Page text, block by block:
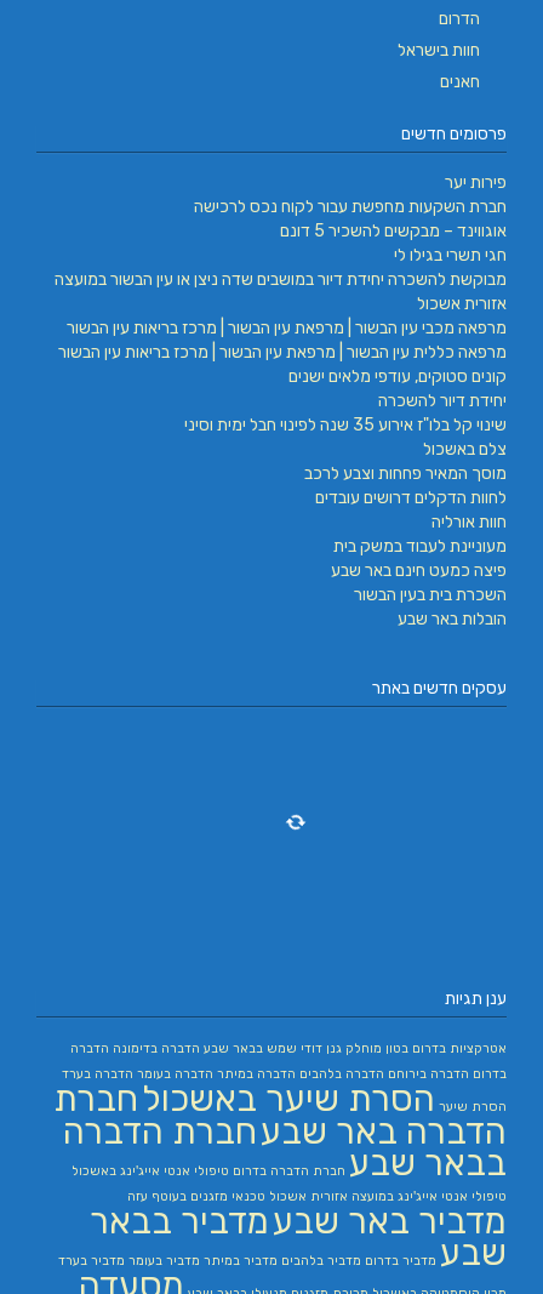
הדרום
חוות בישראל
חאנים
פרסומים חדשים
פירות יער
חברת השקעות מחפשת עבור לקוח נכס לרכישה
אוגווינד – מבקשים להשכיר 5 דונם
חגי תשרי בגילו לי
מבוקשת להשכרה יחידת דיור במושבים שדה ניצן או עין הבשור במועצה
אזורית אשכול
מרפאה מכבי עין הבשור | מרפאת עין הבשור | מרכז בריאות עין הבשור
מרפאה כללית עין הבשור | מרפאת עין הבשור | מרכז בריאות עין הבשור
קונים סטוקים, עודפי מלאים ישנים
יחידת דיור להשכרה
שינוי קל בלו"ז אירוע 35 שנה לפינוי חבל ימית וסיני
צלם באשכול
מוסך המאיר פחחות וצבע לרכב
לחוות הדקלים דרושים עובדים
חוות אורליה
מעוניינת לעבוד במשק בית
פיצה כמעט חינם באר שבע
השכרת בית בעין הבשור
הובלות באר שבע
עסקים חדשים באתר
ענן תגיות
אטרקציות בדרום בטון מוחלק גנן דודי שמש בבאר שבע הדברה בדימונה הדברה
בדרום הדברה בירוחם הדברה בלהבים הדברה במיתר הדברה בעומר הדברה בערד
הסרת שיער הסרת שיער באשכול חברת
הדברה באר שבעחברת הדברה
בבאר שבע חברת הדברה בדרום טיפולי אנטי אייג'ינג באשכול
טיפולי אנטי אייג'ינג במועצה אזורית אשכול טכנאי מזגנים בעוטף עזה
מדביר באר שבעמדביר בבאר
שבע מדביר בדרום מדביר בלהבים מדביר במיתר מדביר בעומר מדביר בערד
מסעדה